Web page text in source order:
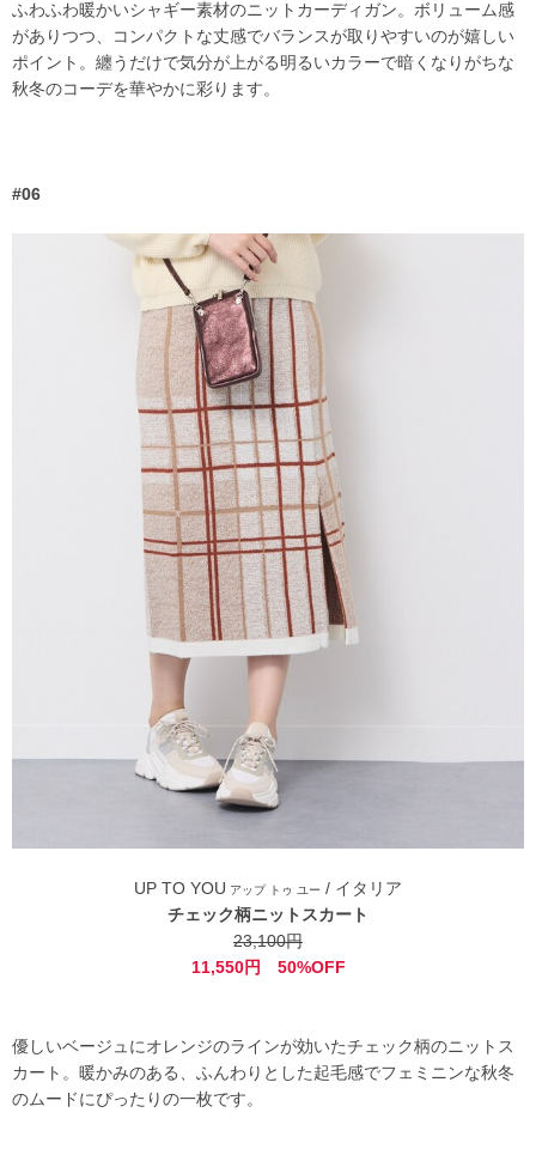
ふわふわ暖かいシャギー素材のニットカーディガン。ボリューム感
がありつつ、コンパクトな丈感でバランスが取りやすいのが嬉しい
ポイント。纏うだけで気分が上がる明るいカラーで暗くなりがちな
秋冬のコーデを華やかに彩ります。
#06
UP TO YOU アップ トゥ ユー / イタリア
チェック柄ニットスカート
23,100円
11,550円 50%OFF
優しいベージュにオレンジのラインが効いたチェック柄のニットス
カート。暖かみのある、ふんわりとした起毛感でフェミニンな秋冬
のムードにぴったりの一枚です。